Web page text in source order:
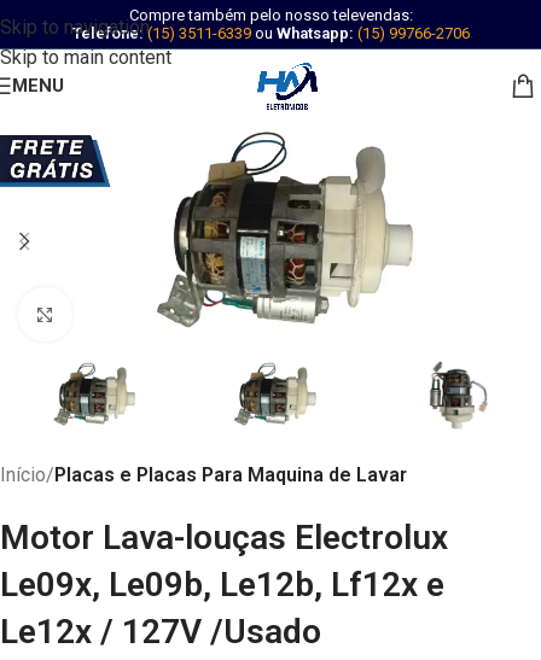
Skip to navigation
Skip to main content
Compre também pelo nosso televendas:
Telefone: (15) 3511-6339ou Whatsapp: (15) 99766-2706
MENU
Abrir imagem
Início Placas e Placas Para Maquina de Lavar
Motor Lava-louças Electrolux
Le09x, Le09b, Le12b, Lf12x e
Le12x / 127V /Usado